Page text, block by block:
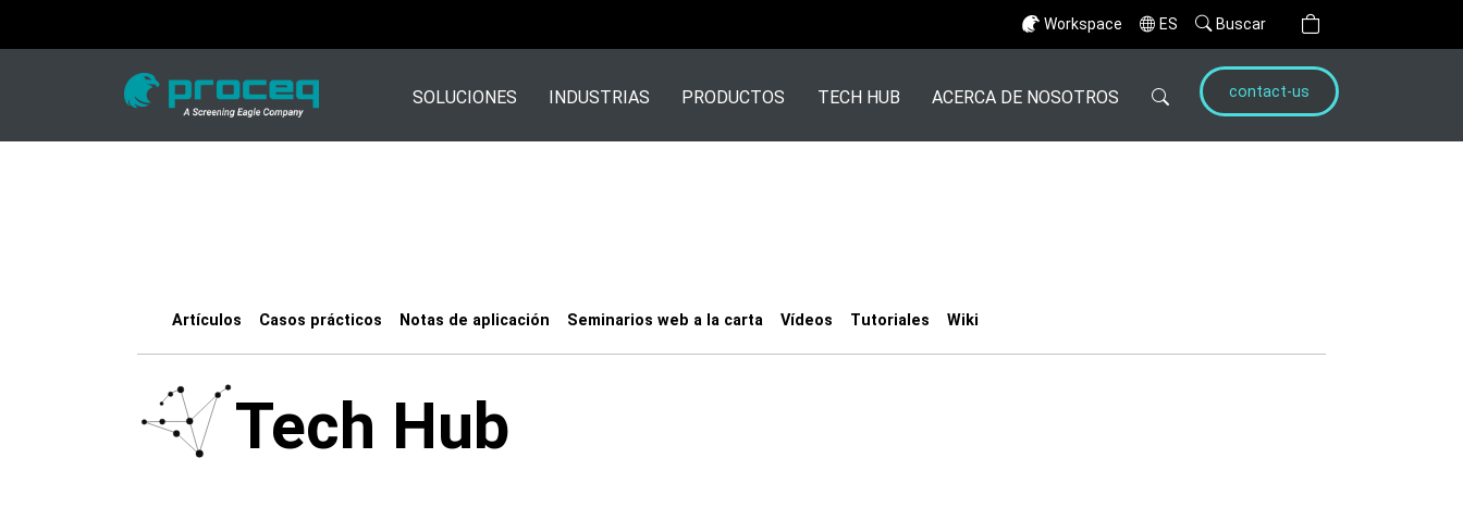
Workspace ES Buscar
SOLUCIONES INDUSTRIAS PRODUCTOS TECH HUB ACERCA DE NOSOTROS contact-us
Artículos Casos prácticos Notas de aplicación Seminarios web a la carta Vídeos Tutoriales Wiki
Tech Hub